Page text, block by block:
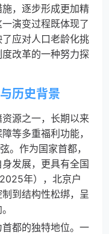
，逐步形成更加精
演变过程既体现了
应对人口老龄化挑
改革的一种努力探
历史背景
源之一，长期以来
等多重福利功能，
。作为国家首都，
发展，更具有全国
年），北京户
到结构性松绑，呈
都的独特地位。一